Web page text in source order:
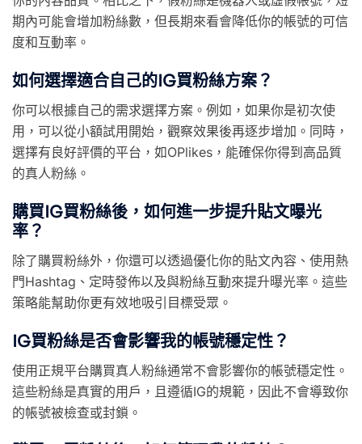
期內可能會增加粉絲數，但長期來看會降低你的帳號的可信
度和互動率。
如何選擇適合自己的IG買粉絲方案？
你可以根據自己的需求選擇方案。例如，如果你是初次使
用，可以從小額試用開始，觀察效果後再逐步增加。同時，
選擇有良好評價的平台，如OPlikes，能確保你得到高品質
的真人粉絲。
購買IG買粉絲後，如何進一步提升貼文曝光
率？
除了購買粉絲外，你還可以透過優化你的貼文內容、使用熱
門Hashtag、定時發佈以及與粉絲互動來提升曝光率。這些
策略能幫助你更有效地吸引目標受眾。
IG買粉絲是否會影響我的帳號穩定性？
使用正規平台購買真人粉絲通常不會影響你的帳號穩定性。
這些粉絲是真實的用戶，且遵循IG的規範，因此不會導致你
的帳號被檢查或封鎖。